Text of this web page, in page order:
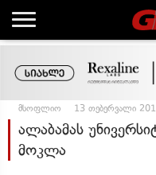
მსოფლიო 13 თებერვალი
ალაბამას
მოკლა